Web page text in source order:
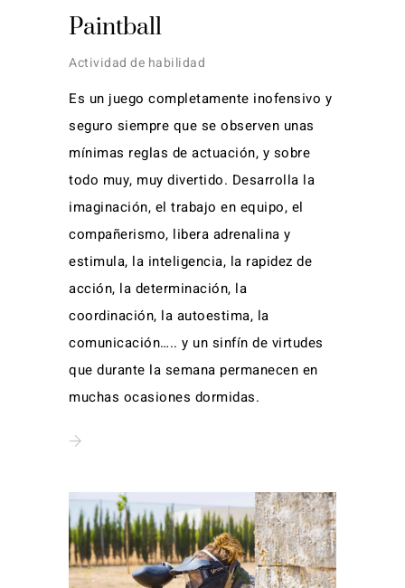
Paintball
Actividad de habilidad
Es un juego completamente inofensivo y
seguro siempre que se observen unas
mínimas reglas de actuación, y sobre
todo muy, muy divertido. Desarrolla la
imaginación, el trabajo en equipo, el
compañerismo, libera adrenalina y
estimula, la inteligencia, la rapidez de
acción, la determinación, la
coordinación, la autoestima, la
comunicación….. y un sinfín de virtudes
que durante la semana permanecen en
muchas ocasiones dormidas.